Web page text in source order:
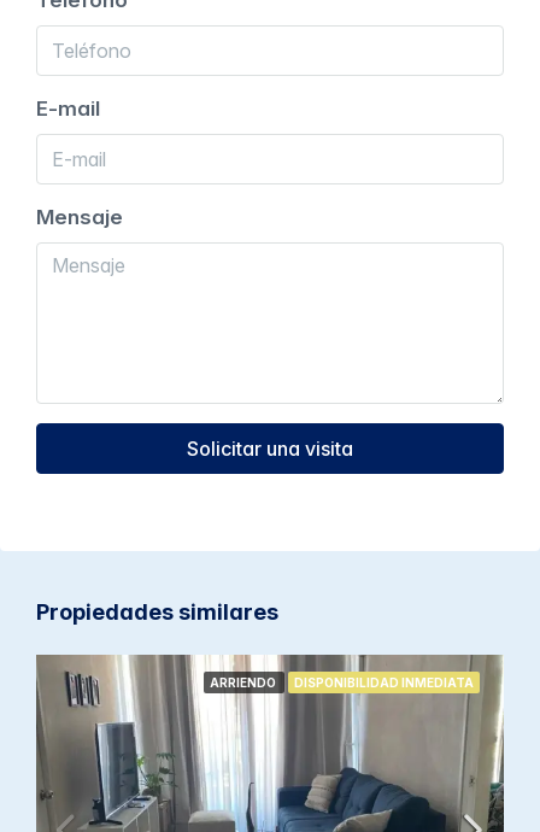
E-mail
Mensaje
Solicitar una visita
Propiedades similares
ARRIENDO DISPONIBILIDAD INMEDIATA